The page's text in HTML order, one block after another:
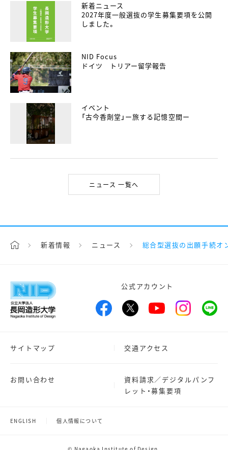
新着ニュース
2027年度一般選抜の学生募集要項を公開
しました。
NID Focus
ドイツ トリアー留学報告
イベント
「古今香劑堂」ー旅する記憶空間ー
ニュース 一覧へ
新着情報 ニュース 総合型選抜の出願手続オ
公式アカウント
サイトマップ 交通アクセス
お問い合わせ
資料請求／デジタルパンフ
レット・募集要項
ENGLISH 個人情報について